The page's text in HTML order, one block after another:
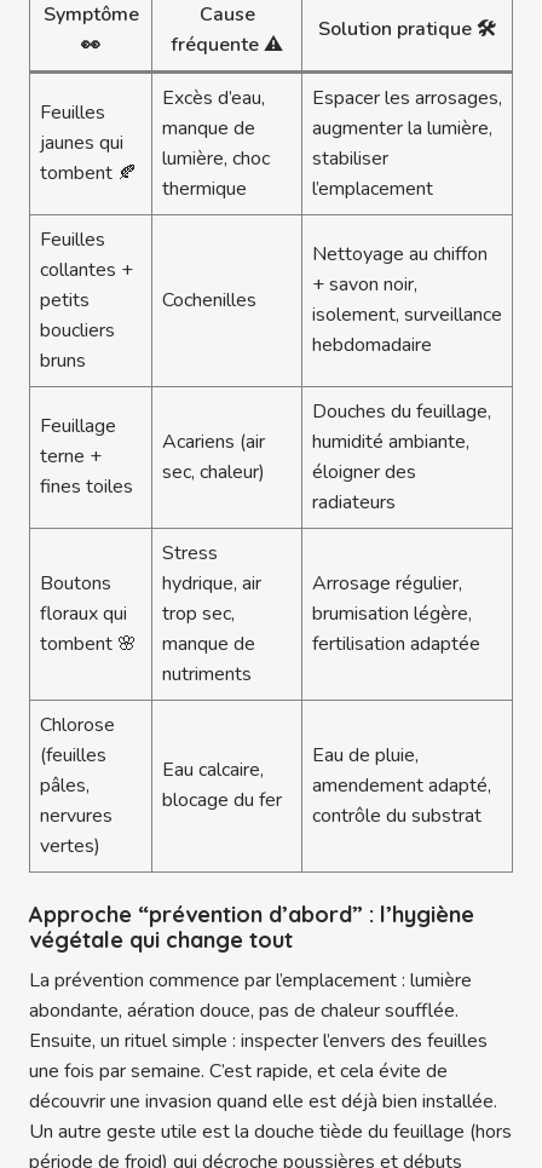
Symptôme
👀
Cause
fréquente ⚠️
Solution pratique 🛠️
Feuilles
jaunes qui
tombent 🍂
Excès d’eau,
manque de
lumière, choc
thermique
Espacer les arrosages,
augmenter la lumière,
stabiliser
l’emplacement
Feuilles
collantes +
petits
boucliers
bruns
Cochenilles
Nettoyage au chiffon
+ savon noir,
isolement, surveillance
hebdomadaire
Feuillage
terne +
fines toiles
Acariens (air
sec, chaleur)
Douches du feuillage,
humidité ambiante,
éloigner des
radiateurs
Boutons
floraux qui
tombent 🌸
Stress
hydrique, air
trop sec,
manque de
nutriments
Arrosage régulier,
brumisation légère,
fertilisation adaptée
Chlorose
(feuilles
pâles,
nervures
vertes)
Eau calcaire,
blocage du fer
Eau de pluie,
amendement adapté,
contrôle du substrat
Approche “prévention d’abord” : l’hygiène
végétale qui change tout
La prévention commence par l’emplacement : lumière
abondante, aération douce, pas de chaleur soufflée.
Ensuite, un rituel simple : inspecter l’envers des feuilles
une fois par semaine. C’est rapide, et cela évite de
découvrir une invasion quand elle est déjà bien installée.
Un autre geste utile est la douche tiède du feuillage (hors
période de froid) qui décroche poussières et débuts